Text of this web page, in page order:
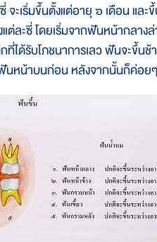
ริ่มขึ้นตั้งแต่อายุ ๖ เดือน และ
ละซี่ โดยเริ่มจากฟันหน้ากลาง
ได้รับโภชนาการเลว ฟันจะขึ้น
นหน้าบนก่อน หลังจากนั้นก็ค่อ